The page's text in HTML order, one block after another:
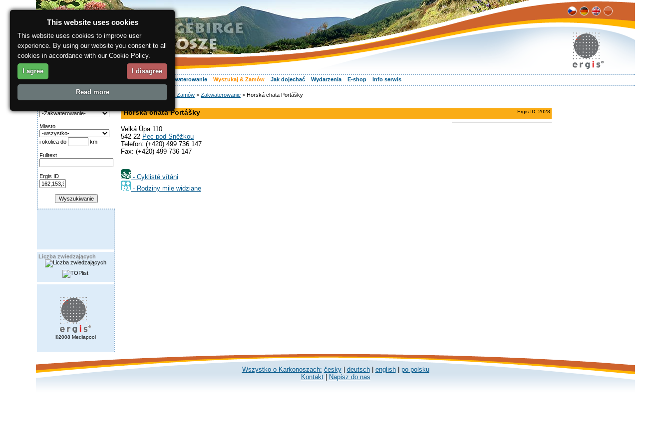
O regionie Wasz urlop Zakwaterowanie Wyszukaj & Zamów Jak dojechać Wydarzenia E-shop Info serwis
Wyszukiwanie:
Miasto
i okolica do km
Fulltext
Ergis ID
Liczba zwiedzających
©2008 Mediapool
Wyszukaj & Zamów > Zakwaterowanie > Horská chata Portášky
Ergis ID: 2028
Horská chata Portášky
Velká Úpa 110
542 22 Pec pod Sněžkou
Telefon: (+420) 499 736 147
Fax: (+420) 499 736 147
- Cyklisté vítáni
- Rodziny mile widziane
Wszystko o Karkonoszach: česky| deutsch| english| po polsku
Kontakt| Napisz do nas
This website uses cookies
This website uses cookies to improve user
experience. By using our website you consent to all
cookies in accordance with our Cookie Policy.
I agree I disagree
Read more